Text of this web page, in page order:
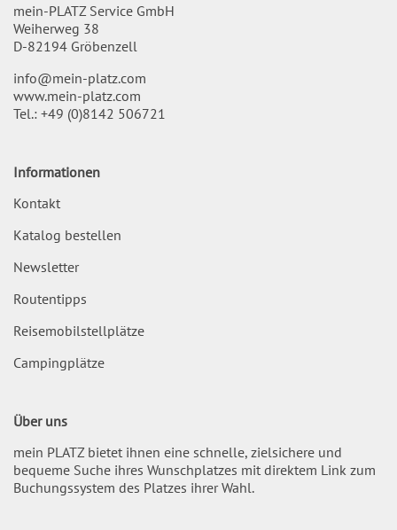
mein-PLATZ Service GmbH
Weiherweg 38
D-82194 Gröbenzell
info@mein-platz.com
www.mein-platz.com
Tel.: +49 (0)8142 506721
Informationen
Kontakt
Katalog bestellen
Newsletter
Routentipps
Reisemobilstellplätze
Campingplätze
Über uns
mein PLATZ bietet ihnen eine schnelle, zielsichere und
bequeme Suche ihres Wunschplatzes mit direktem Link zum
Buchungssystem des Platzes ihrer Wahl.